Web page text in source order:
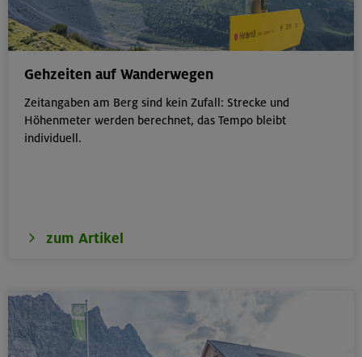
Schinder 1808 m
Bayerische Voralpen (Schlierseer Berge)
17./18./19.08.26
Aufbaukurs Klettern indoor (3 Termine)
17./18./19.08.26
München
Gehzeiten auf Wanderwegen
Zeitangaben am Berg sind kein Zufall: Strecke und
Höhenmeter werden berechnet, das Tempo bleibt
individuell.
zum Artikel